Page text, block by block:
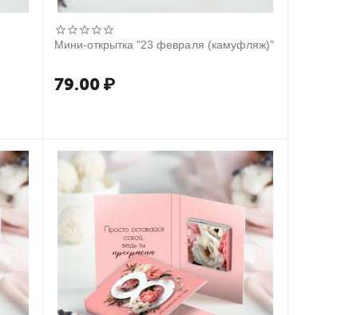
Мини-открытка "23 февраля (камуфляж)"
79.00 ₽